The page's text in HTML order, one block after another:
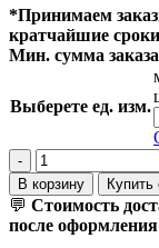
*Принимаем
кратчайшие
Мин. сумма
Выберете ед. изм.
Количество
товара
Строганная
доска
сухая
В корзину Купить
💬 Стоимость
после оформления